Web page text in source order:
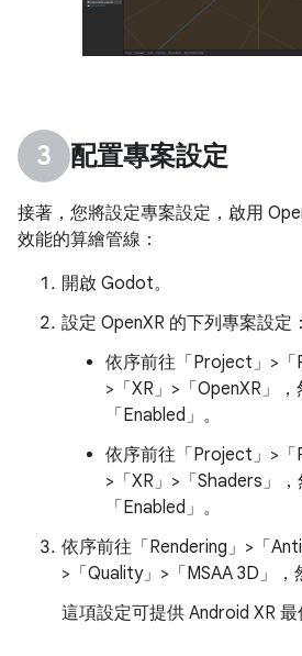
配置專案設定
接著，您將設定專案設定，啟用
效能的算繪管線：
開啟 Godot。
設定 OpenXR 的下列專案設定：
依序前往「Project」>「
>「XR」>「OpenXR」
「Enabled」 。
依序前往「Project」>「
>「XR」>「Shaders」
「Enabled」 。
依序前往「Rendering」>「Anti
>「Quality」>「MSAA 3D」
這項設定可提供 Android XR 最